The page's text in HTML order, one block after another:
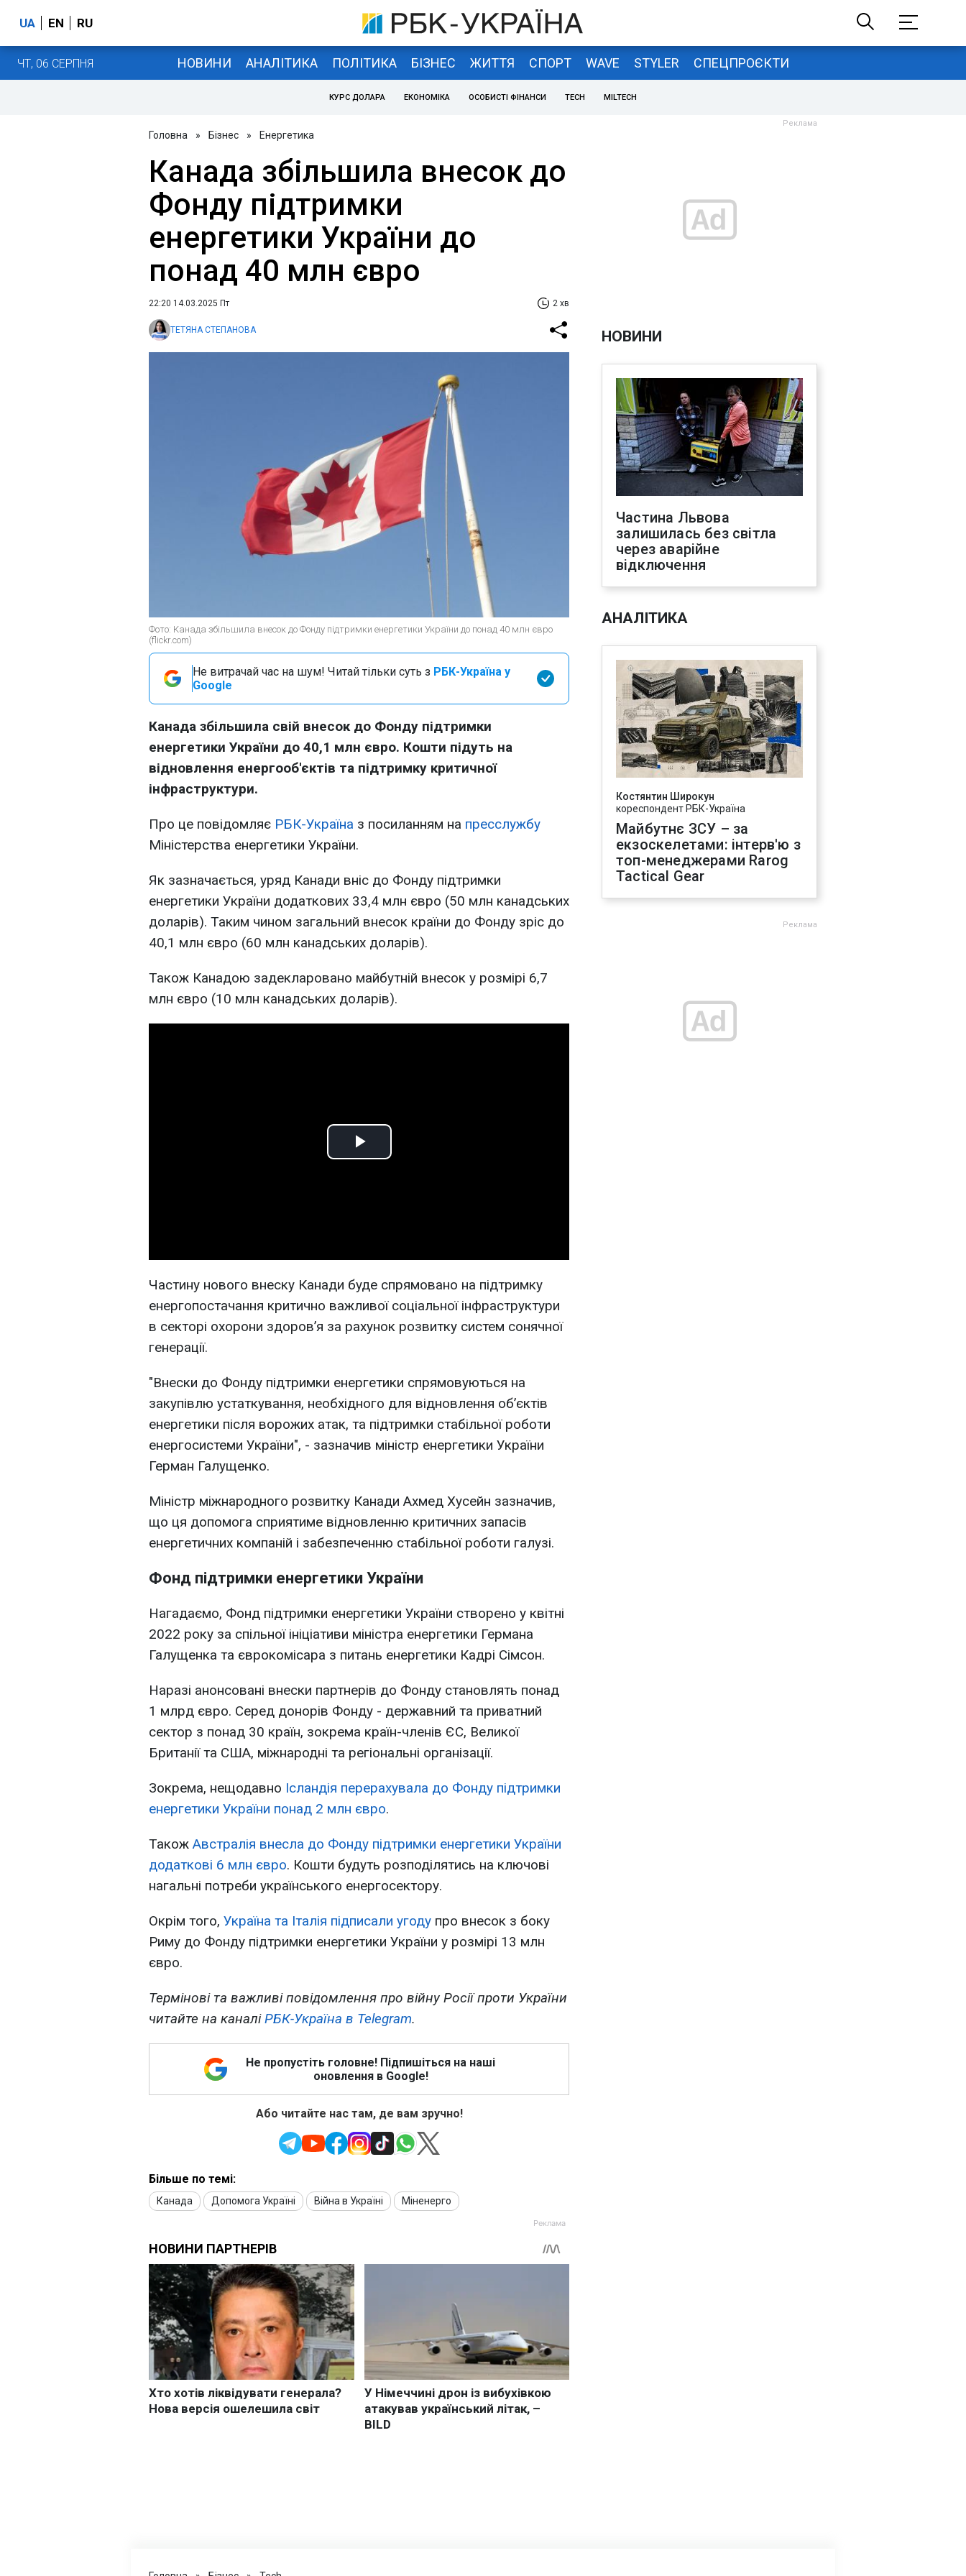
UA EN RU
ЧТ, 06 СЕРПНЯ НОВИНИ АНАЛІТИКА ПОЛІТИКА БІЗНЕС ЖИТТЯ СПОРТ WAVE STYLER СПЕЦПРОЄКТИ
КУРС ДОЛАРА ЕКОНОМІКА ОСОБИСТІ ФІНАНСИ TECH MILTECH
Головна » Бізнес » Енергетика
Канада збільшила внесок до
Фонду підтримки
енергетики України до
понад 40 млн євро
22:20 14.03.2025 Пт 2 хв
ТЕТЯНА СТЕПАНОВА
Фото: Канада збільшила внесок до Фонду підтримки енергетики України до понад 40 млн євро
(flickr.com)
Не витрачай час на шум! Читай тільки суть з РБК-Україна у
Google
Канада збільшила свій внесок до Фонду підтримки
енергетики України до 40,1 млн євро. Кошти підуть на
відновлення енергооб'єктів та підтримку критичної
інфраструктури.
Про це повідомляє РБК-Україна з посиланням на пресслужбу
Міністерства енергетики України.
Як зазначається, уряд Канади вніс до Фонду підтримки
енергетики України додаткових 33,4 млн євро (50 млн канадських
доларів). Таким чином загальний внесок країни до Фонду зріс до
40,1 млн євро (60 млн канадських доларів).
Також Канадою задекларовано майбутній внесок у розмірі 6,7
млн євро (10 млн канадських доларів).
Play
Частину нового внеску Канади буде спрямовано на підтримку
енергопостачання критично важливої ​​соціальної інфраструктури
в секторі охорони здоров’я за рахунок розвитку систем сонячної
генерації.
"Внески до Фонду підтримки енергетики спрямовуються на
закупівлю устаткування, необхідного для відновлення обʼєктів
енергетики після ворожих атак, та підтримки стабільної роботи
енергосистеми України", - зазначив міністр енергетики України
Герман Галущенко.
Міністр міжнародного розвитку Канади Ахмед Хусейн зазначив,
що ця допомога сприятиме відновленню критичних запасів
енергетичних компаній і забезпеченню стабільної роботи галузі.
Фонд підтримки енергетики України
Нагадаємо, Фонд підтримки енергетики України створено у квітні
2022 року за спільної ініціативи міністра енергетики Германа
Галущенка та єврокомісара з питань енергетики Кадрі Сімсон.
Наразі анонсовані внески партнерів до Фонду становлять понад
1 млрд євро. Серед донорів Фонду - державний та приватний
сектор з понад 30 країн, зокрема країн-членів ЄС, Великої
Британії та США, міжнародні та регіональні організації.
Зокрема, нещодавно Ісландія перерахувала до Фонду підтримки
енергетики України понад 2 млн євро.
Також Австралія внесла до Фонду підтримки енергетики України
додаткові 6 млн євро. Кошти будуть розподілятись на ключові
нагальні потреби українського енергосектору.
Окрім того, Україна та Італія підписали угоду про внесок з боку
Риму до Фонду підтримки енергетики України у розмірі 13 млн
євро.
Термінові та важливі повідомлення про війну Росії проти України
читайте на каналіРБК-Україна в Telegram.
Не пропустіть головне! Підпишіться на наші
оновлення в Google!
Або читайте нас там, де вам зручно!
Більше по темі:
Канада Допомога Україні Війна в Україні Міненерго
НОВИНИ
Частина Львова
залишилась без світла
через аварійне
відключення
АНАЛІТИКА
Костянтин Широкун
кореспондент РБК-Україна
Майбутнє ЗСУ – за
екзоскелетами: інтерв'ю з
топ-менеджерами Rarog
Tactical Gear